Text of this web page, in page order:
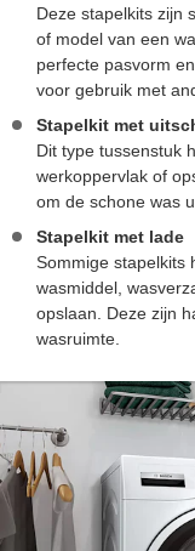
Deze stapelkits zijn
of model van een
perfecte pasvorm
voor gebruik met
Stapelkit met
Dit type tussenstuk
werkoppervlak of
om de schone was
Stapelkit met lade
Sommige stapelkits
wasmiddel,
opslaan. Deze zijn
wasruimte.